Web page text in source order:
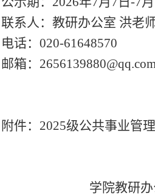
联系人：教研办公室 洪老
电话：020-61648570
邮箱：
附件：2025级公共事业管
学院教研办